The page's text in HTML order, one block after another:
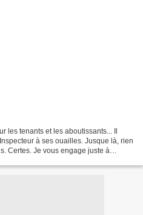
les tenants et les aboutissants... Il
à ses ouailles. Jusque là, rien
Certes. Je vous engage juste à